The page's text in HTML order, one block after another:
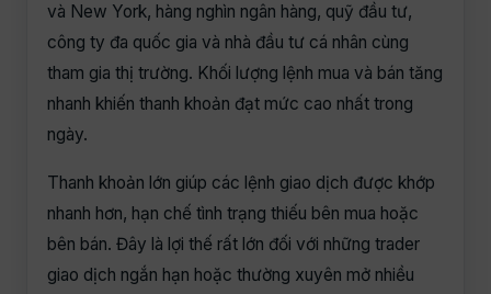
và New York, hàng nghìn ngân hàng, quỹ đầu tư,
công ty đa quốc gia và nhà đầu tư cá nhân cùng
tham gia thị trường. Khối lượng lệnh mua và bán tăng
nhanh khiến thanh khoản đạt mức cao nhất trong
ngày.
Thanh khoản lớn giúp các lệnh giao dịch được khớp
nhanh hơn, hạn chế tình trạng thiếu bên mua hoặc
bên bán. Đây là lợi thế rất lớn đối với những trader
giao dịch ngắn hạn hoặc thường xuyên mở nhiều